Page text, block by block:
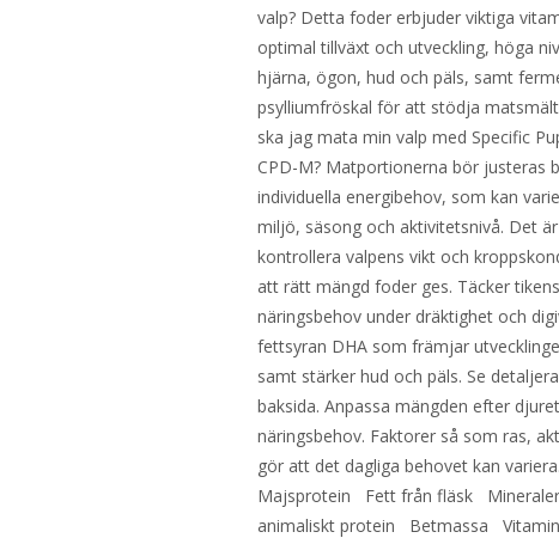
valp? Detta foder erbjuder viktiga
optimal tillväxt och utveckling, höga
hjärna, ögon, hud och päls, samt
psylliumfröskal för att stödja
ska jag mata min valp med Specific
CPD-M? Matportionerna bör justeras
individuella energibehov, som kan
miljö, säsong och aktivitetsnivå. Det
kontrollera valpens vikt och
att rätt mängd foder ges. Täcker
näringsbehov under dräktighet och
fettsyran DHA som främjar
samt stärker hud och päls. Se
baksida. Anpassa mängden efter
näringsbehov. Faktorer så som ras,
gör att det dagliga behovet kan
Majsprotein Fett från fläsk
animaliskt protein Betmassa